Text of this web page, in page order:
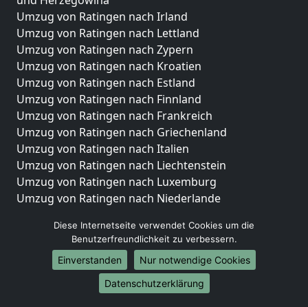
Umzug von Ratingen nach Irland
Umzug von Ratingen nach Lettland
Umzug von Ratingen nach Zypern
Umzug von Ratingen nach Kroatien
Umzug von Ratingen nach Estland
Umzug von Ratingen nach Finnland
Umzug von Ratingen nach Frankreich
Umzug von Ratingen nach Griechenland
Umzug von Ratingen nach Italien
Umzug von Ratingen nach Liechtenstein
Umzug von Ratingen nach Luxemburg
Umzug von Ratingen nach Niederlande
Umzüge-Deutschlandweit
Umzug von Ratingen nach Berlin
Umzug von Ratingen nach Hamburg
Umzug von Ratingen nach München
Diese Internetseite verwendet Cookies um die
Benutzerfreundlichkeit zu verbessern.
Einverstanden
Nur notwendige Cookies
Datenschutzerklärung